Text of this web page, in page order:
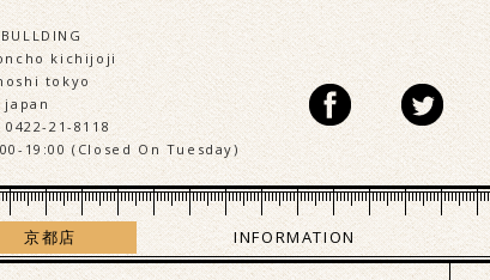
kichijoji
tokyo
japan
21-8118
19:00 (Closed On Tuesday)
京都店 INFORMATION